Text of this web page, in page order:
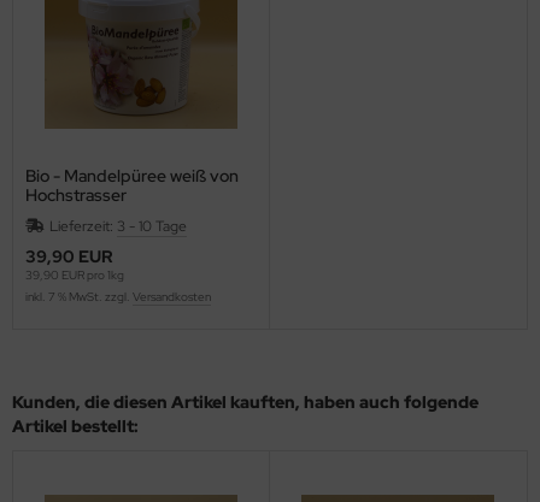
Bio - Mandelpüree weiß von
Hochstrasser
Lieferzeit: 3 - 10 Tage
39,90 EUR
39,90 EUR pro 1kg
inkl. 7 % MwSt. zzgl. Versandkosten
Kunden, die diesen Artikel kauften, haben auch folgende
Artikel bestellt: